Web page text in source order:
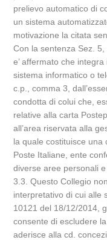
prelievo automatico di
un sistema
motivazione la citata
Con la sentenza Sez.
e’ affermato che
sistema informatico o
c.p., comma 3,
condotta di colui che,
relative alla carta
all’area riservata alla
la quale costituisce una
Poste Italiane, ente
diverse aree personali
3.3. Questo Collegio
interpretativo di cui alle
10121 del 18/12/2014,
consente di escludere
aderisce alla cd.